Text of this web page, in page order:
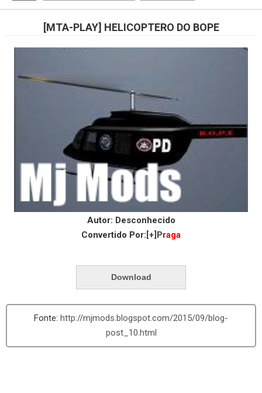
[MTA-PLAY] HELICOPTERO DO BOPE
Autor: Desconhecido
Convertido Por: [+]Praga
Download
http://mjmods.blogspot.com/2015/09/blog-
post_10.html